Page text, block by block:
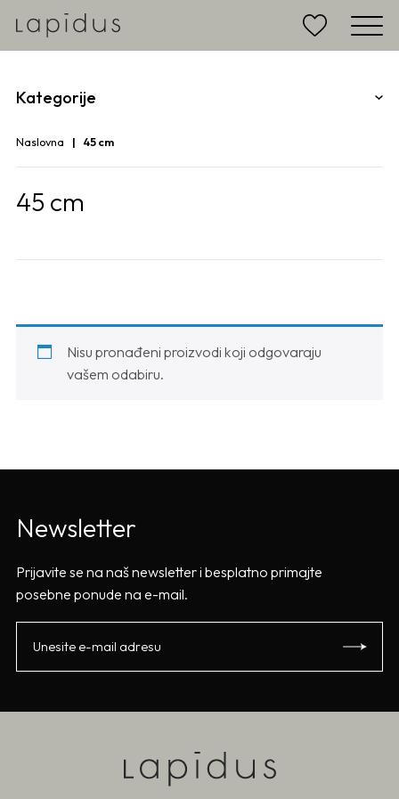
Kategorije
Naslovna 45 cm
45 cm
Nisu pronađeni proizvodi koji odgovaraju
vašem odabiru.
Newsletter
Prijavite se na naš newsletter i besplatno primajte
posebne ponude na e-mail.